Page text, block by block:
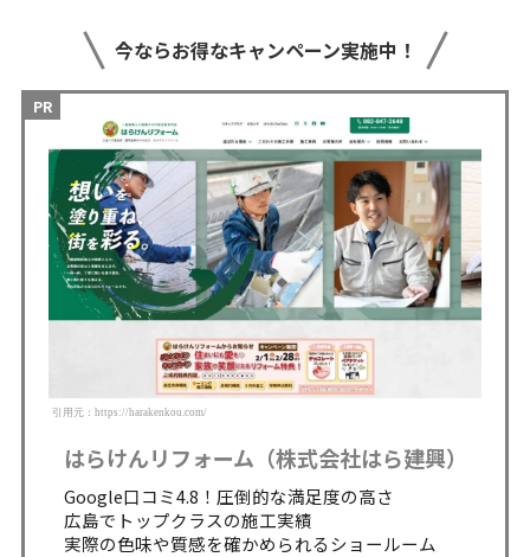
今ならお得なキャンペーン実施中！
引用元：https://harakenkou.com/
はらけんリフォーム（株式会社はら建興）
Google口コミ4.8！圧倒的な満足度の高さ
広島でトップクラスの施工実績
実際の色味や質感を確かめられるショールーム